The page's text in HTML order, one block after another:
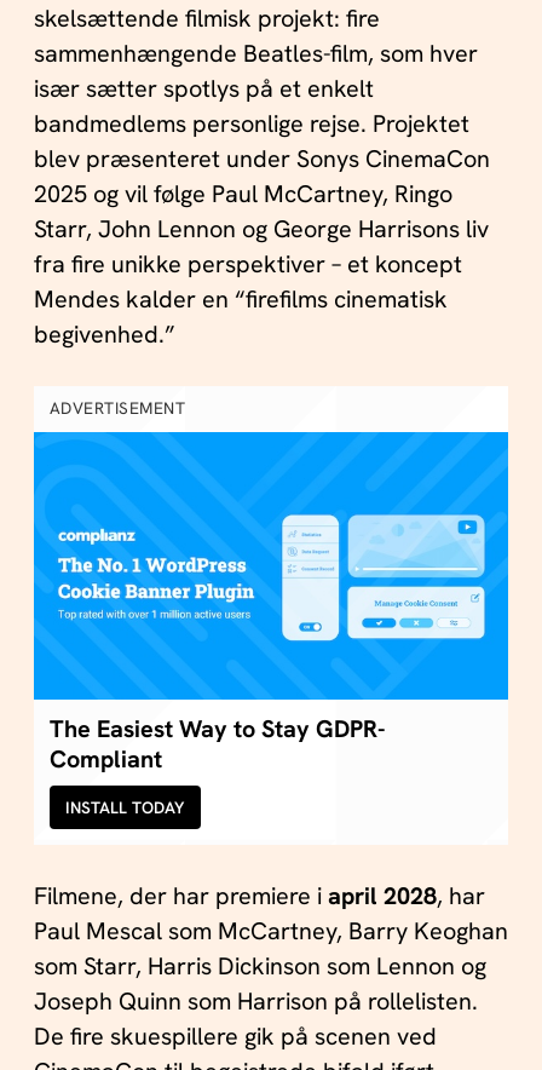
skelsættende filmisk projekt: fire
sammenhængende Beatles-film, som hver
især sætter spotlys på et enkelt
bandmedlems personlige rejse. Projektet
blev præsenteret under Sonys CinemaCon
2025 og vil følge Paul McCartney, Ringo
Starr, John Lennon og George Harrisons liv
fra fire unikke perspektiver – et koncept
Mendes kalder en “firefilms cinematisk
begivenhed.”
ADVERTISEMENT
The Easiest Way to Stay GDPR-
Compliant
INSTALL TODAY
Filmene, der har premiere iapril 2028, har
Paul Mescal som McCartney, Barry Keoghan
som Starr, Harris Dickinson som Lennon og
Joseph Quinn som Harrison på rollelisten.
De fire skuespillere gik på scenen ved